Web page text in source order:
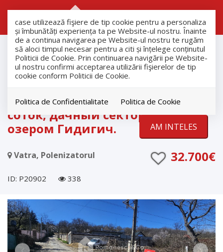
case utilizează fişiere de tip cookie pentru a personaliza
și îmbunătăți experiența ta pe Website-ul nostru. Înainte
de a continua navigarea pe Website-ul nostru te rugăm
să aloci timpul necesar pentru a citi și înțelege conținutul
Politicii de Cookie. Prin continuarea navigării pe Website-
ul nostru confirmi acceptarea utilizării fişierelor de tip
cookie conform Politicii de Cookie.
Politica de Confidentialitate Politica de Cookie
AM INTELES
продажа
Участки
Vatra
Продается участок в Ватра — 6
соток, дачный сектор, рядом с
озером Гидигич.
Vatra, Polenizatorul 32.700€
ID: P20902 338